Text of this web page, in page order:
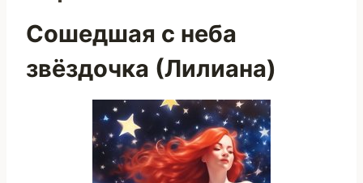
Сошедшая с неба
звёздочка (Лилиана)